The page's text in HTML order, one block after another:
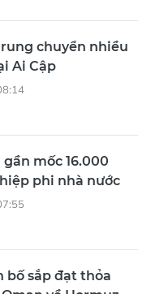
chuyển nhiều
Ai Cập
mốc 16.000
phi nhà nước
bố sắp đạt thỏa